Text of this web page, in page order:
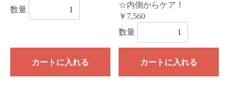
数量
カートに入れる
☆内側からケア！
￥7,560
数量
カートに入れる